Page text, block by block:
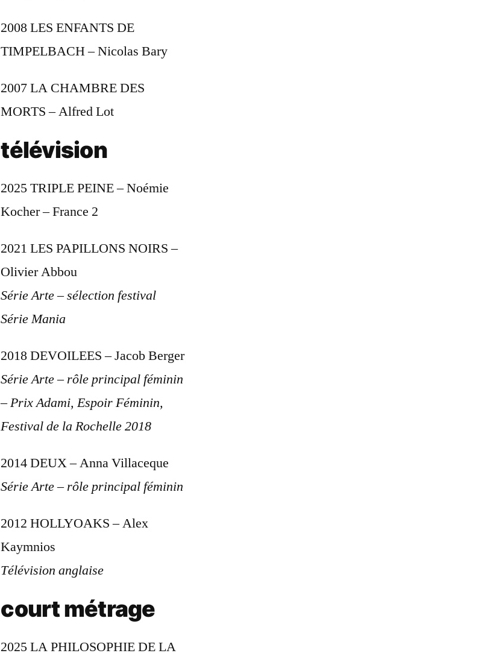
2008 LES ENFANTS DE
TIMPELBACH – Nicolas Bary
2007 LA CHAMBRE DES
MORTS – Alfred Lot
télévision
2025 TRIPLE PEINE – Noémie
Kocher – France 2
2021 LES PAPILLONS NOIRS –
Olivier Abbou
Série Arte – sélection festival
Série Mania
2018 DEVOILEES – Jacob Berger
Série Arte – rôle principal féminin
– Prix Adami, Espoir Féminin,
Festival de la Rochelle 2018
2014 DEUX – Anna Villaceque
Série Arte – rôle principal féminin
2012 HOLLYOAKS – Alex
Kaymnios
Télévision anglaise
court métrage
2025 LA PHILOSOPHIE DE LA